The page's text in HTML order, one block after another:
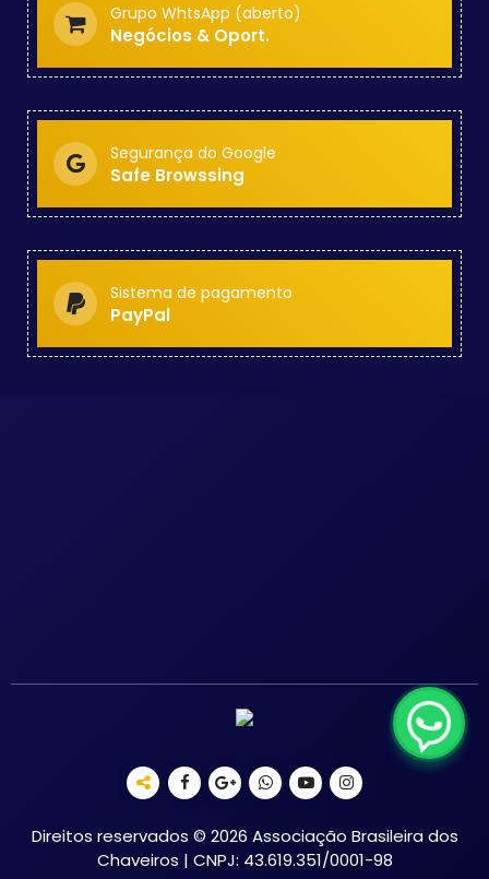
Grupo WhtsApp (aberto)
Negócios & Oport.
Segurança do Google
Safe Browssing
Sistema de pagamento
PayPal
Direitos reservados © 2026 Associação Brasileira dos
Chaveiros | CNPJ: 43.619.351/0001-98